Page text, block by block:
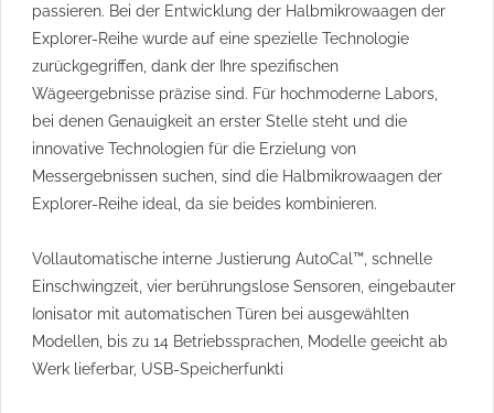
passieren. Bei der Entwicklung der Halbmikrowaagen der
Explorer-Reihe wurde auf eine spezielle Technologie
zurückgegriffen, dank der Ihre spezifischen
Wägeergebnisse präzise sind. Für hochmoderne Labors,
bei denen Genauigkeit an erster Stelle steht und die
innovative Technologien für die Erzielung von
Messergebnissen suchen, sind die Halbmikrowaagen der
Explorer-Reihe ideal, da sie beides kombinieren.
Vollautomatische interne Justierung AutoCal™, schnelle
Einschwingzeit, vier berührungslose Sensoren, eingebauter
Ionisator mit automatischen Türen bei ausgewählten
Modellen, bis zu 14 Betriebssprachen, Modelle geeicht ab
Werk lieferbar, USB-Speicherfunkti